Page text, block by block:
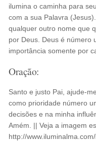
ilumina o caminha para
com a sua Palavra
qualquer outro nome que
por Deus. Deus é número
importância somente por
Oração:
Santo e justo Pai, ajude-
como prioridade número
decisões e na minha
Amém. || Veja a imagem
http://